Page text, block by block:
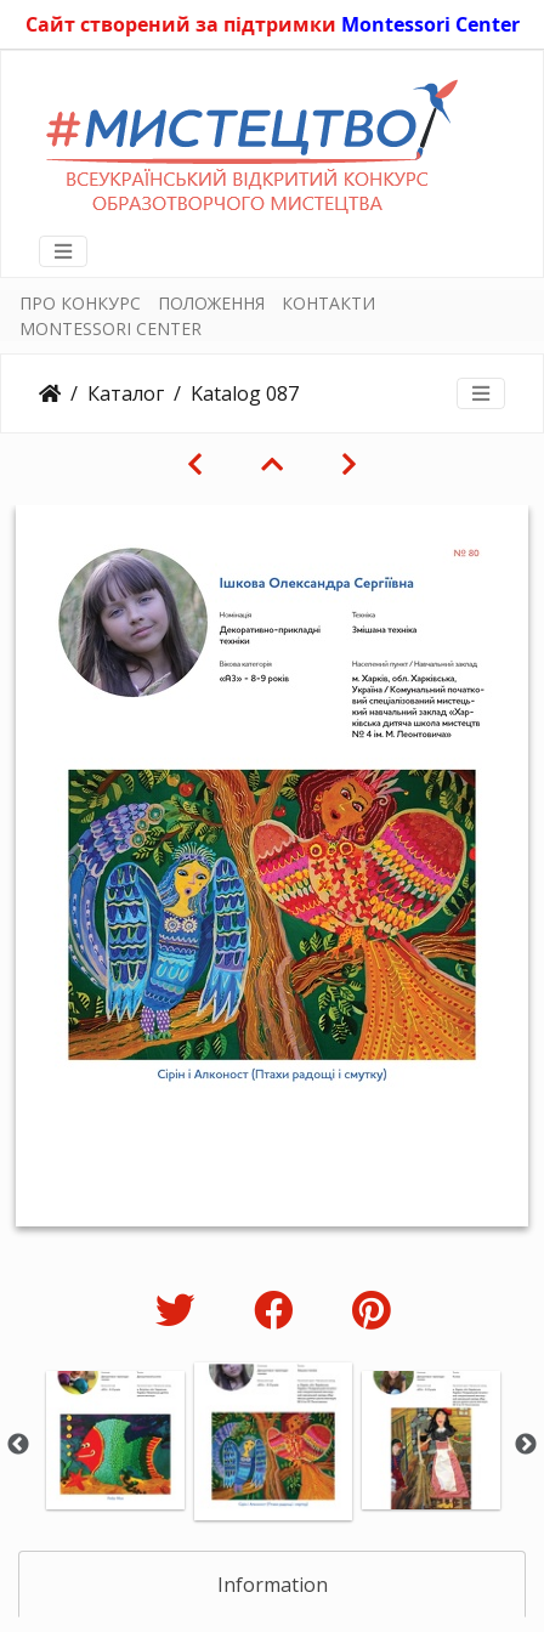
Сайт створений за підтримки Montessori Center
ПРО КОНКУРС ПОЛОЖЕННЯ
КОНТАКТИ
MONTESSORI CENTER
Каталог Katalog 087
Information